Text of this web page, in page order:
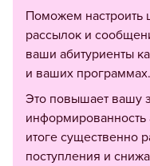
Поможем настроить
рассылок и
ваши абитуриенты
и ваших программах.
Это повышает вашу
информированность
итоге существенно
поступления и